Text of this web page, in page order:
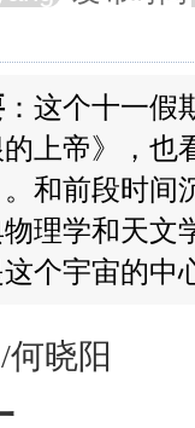
：这个十一
上帝》，也
和前段时间
理学和天文
个宇宙的中
晓阳